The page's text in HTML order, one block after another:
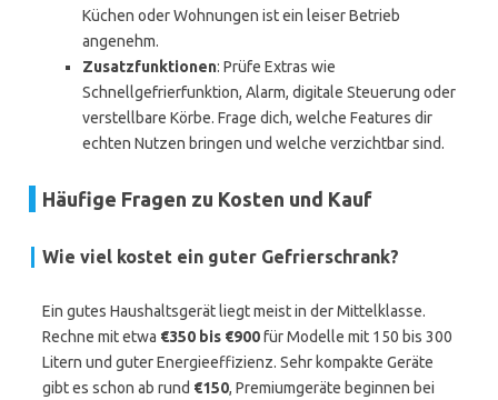
Küchen oder Wohnungen ist ein leiser Betrieb
angenehm.
Zusatzfunktionen: Prüfe Extras wie
Schnellgefrierfunktion, Alarm, digitale Steuerung oder
verstellbare Körbe. Frage dich, welche Features dir
echten Nutzen bringen und welche verzichtbar sind.
Häufige Fragen zu Kosten und Kauf
Wie viel kostet ein guter Gefrierschrank?
Ein gutes Haushaltsgerät liegt meist in der Mittelklasse.
Rechne mit etwa €350 bis €900für Modelle mit 150 bis 300
Litern und guter Energieeffizienz. Sehr kompakte Geräte
gibt es schon ab rund €150, Premiumgeräte beginnen bei